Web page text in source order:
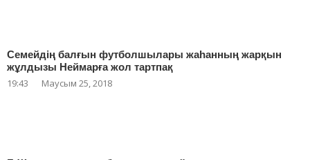
Семейдің балғын футболшылары жаһанның жарқын
жұлдызы Неймарға жол тартпақ
19:43 Маусым 25, 2018